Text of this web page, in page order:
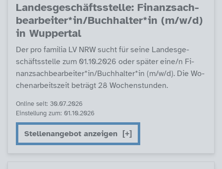
Lan­des­ge­schäfts­s­tel­le: Fi­nanz­sach­
be­ar­bei­ter*in/Buch­hal­ter*in (m/w/d)
in Wup­per­tal
Der pro fa­mi­lia LV NRW sucht für sei­ne Lan­des­ge­
schäfts­s­tel­le zum 01.10.2026 oder spä­ter ei­ne/n Fi­
nanz­sach­be­ar­bei­ter*in/Buch­hal­ter*in (m/w/d). Die Wo­
chen­ar­beits­zeit be­trägt 28 Wo­chen­stun­den.
Online seit: 30.07.2026
Einstellung zum: 01.10.2026
Stellenangebot anzeigen